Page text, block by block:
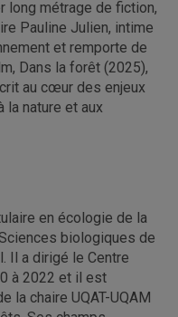
long métrage de fiction,
Pauline Julien, intime
et remporte de
Dans la forêt (2025),
au cœur des enjeux
la nature et aux
en écologie de la
biologiques de
Il a dirigé le Centre
à 2022 et il est
la chaire UQAT-UQAM